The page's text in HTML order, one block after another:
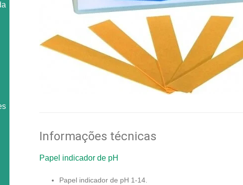
Informações técnicas
Papel indicador de pH
Papel indicador de pH 1-14.